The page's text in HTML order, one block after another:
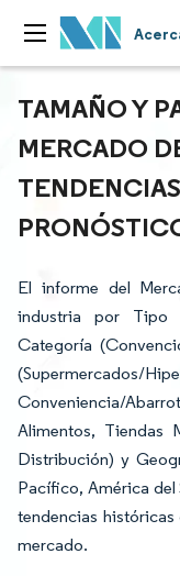
TAMAÑO Y
MERCADO
El informe del
industria por Tipo
Categoría
Conveniencia/
Alimentos, Tiendas
Distribución) y
Pacífico, América del
tendencias
mercado.